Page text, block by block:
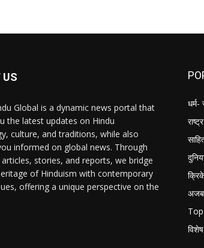
US
Global is a dynamic news portal that
the latest updates on Hindu
culture, and traditions, while also
informed on global news. Through
stories, and reports, we bridge
of Hinduism with contemporary
offering a unique perspective on the
धर्म-
राष्ट्र
विशेष